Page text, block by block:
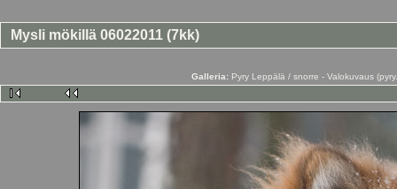
Mysli mökillä 06022011 (7kk)
Galleria: Pyry Leppälä / snorre - Valokuvaus